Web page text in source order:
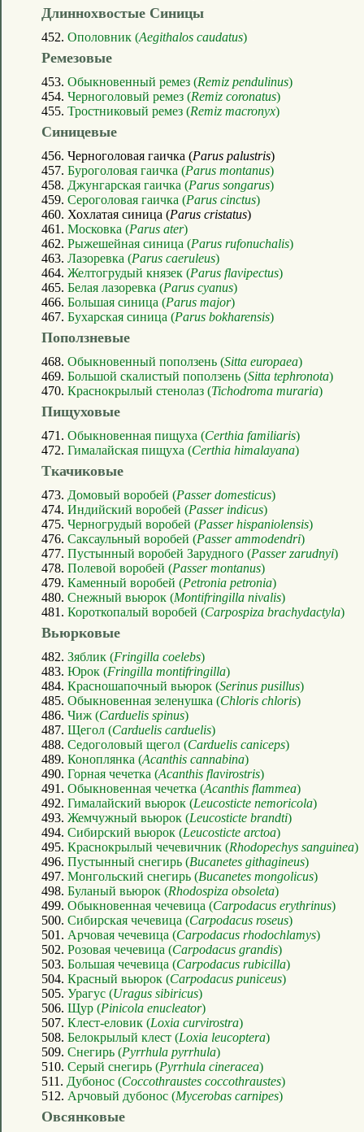
Длиннохвостые Синицы
452. Ополовник (Aegithalos caudatus)
Ремезовые
453. Обыкновенный ремез (Remiz pendulinus)
454. Черноголовый ремез (Remiz coronatus)
455. Тростниковый ремез (Remiz macronyx)
Синицевые
456. Черноголовая гаичка (Parus palustris)
457. Буроголовая гаичка (Parus montanus)
458. Джунгарская гаичка (Parus songarus)
459. Сероголовая гаичка (Parus cinctus)
460. Хохлатая синица (Parus cristatus)
461. Московка (Parus ater)
462. Рыжешейная синица (Parus rufonuchalis)
463. Лазоревка (Parus caeruleus)
464. Желтогрудый князек (Parus flavipectus)
465. Белая лазоревка (Parus cyanus)
466. Большая синица (Parus major)
467. Бухарская синица (Parus bokharensis)
Поползневые
468. Обыкновенный поползень (Sitta europaea)
469. Большой скалистый поползень (Sitta tephronota)
470. Краснокрылый стенолаз (Tichodroma muraria)
Пищуховые
471. Обыкновенная пищуха (Certhia familiaris)
472. Гималайская пищуха (Certhia himalayana)
Ткачиковые
473. Домовый воробей (Passer domesticus)
474. Индийский воробей (Passer indicus)
475. Черногрудый воробей (Passer hispaniolensis)
476. Саксаульный воробей (Passer ammodendri)
477. Пустынный воробей Зарудного (Passer zarudnyi)
478. Полевой воробей (Passer montanus)
479. Каменный воробей (Petronia petronia)
480. Снежный вьюрок (Montifringilla nivalis)
481. Короткопалый воробей (Carpospiza brachydactyla)
Вьюрковые
482. Зяблик (Fringilla coelebs)
483. Юрок (Fringilla montifringilla)
484. Красношапочный вьюрок (Serinus pusillus)
485. Обыкновенная зеленушка (Chloris chloris)
486. Чиж (Carduelis spinus)
487. Щегол (Carduelis carduelis)
488. Седоголовый щегол (Carduelis caniceps)
489. Коноплянка (Acanthis cannabina)
490. Горная чечетка (Acanthis flavirostris)
491. Обыкновенная чечетка (Acanthis flammea)
492. Гималайский вьюрок (Leucosticte nemoricola)
493. Жемчужный вьюрок (Leucosticte brandti)
494. Сибирский вьюрок (Leucosticte arctoa)
495. Краснокрылый чечевичник (Rhodopechys sanguinea)
496. Пустынный снегирь (Bucanetes githagineus)
497. Монгольский снегирь (Bucanetes mongolicus)
498. Буланый вьюрок (Rhodospiza obsoleta)
499. Обыкновенная чечевица (Carpodacus erythrinus)
500. Сибирская чечевица (Carpodacus roseus)
501. Арчовая чечевица (Carpodacus rhodochlamys)
502. Розовая чечевица (Carpodacus grandis)
503. Большая чечевица (Carpodacus rubicilla)
504. Красный вьюрок (Carpodacus puniceus)
505. Урагус (Uragus sibiricus)
506. Щур (Pinicola enucleator)
507. Клест-еловик (Loxia curvirostra)
508. Белокрылый клест (Loxia leucoptera)
509. Снегирь (Pyrrhula pyrrhula)
510. Серый снегирь (Pyrrhula cineracea)
511. Дубонос (Coccothraustes coccothraustes)
512. Арчовый дубонос (Mycerobas carnipes)
Овсянковые